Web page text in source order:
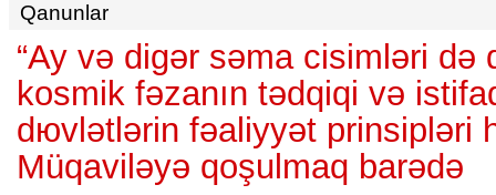
Qanunlar
“Ay və digər səma cisimləri də
kosmik fəzanın tədqiqi və
dюvlətlərin fəaliyyət prinsipləri
Müqaviləyə qoşulmaq barədə